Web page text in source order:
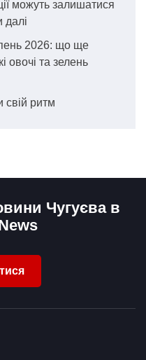
можуть залишатися
далі
2026: що ще
овочі та зелень
свій ритм
Чугуєва в